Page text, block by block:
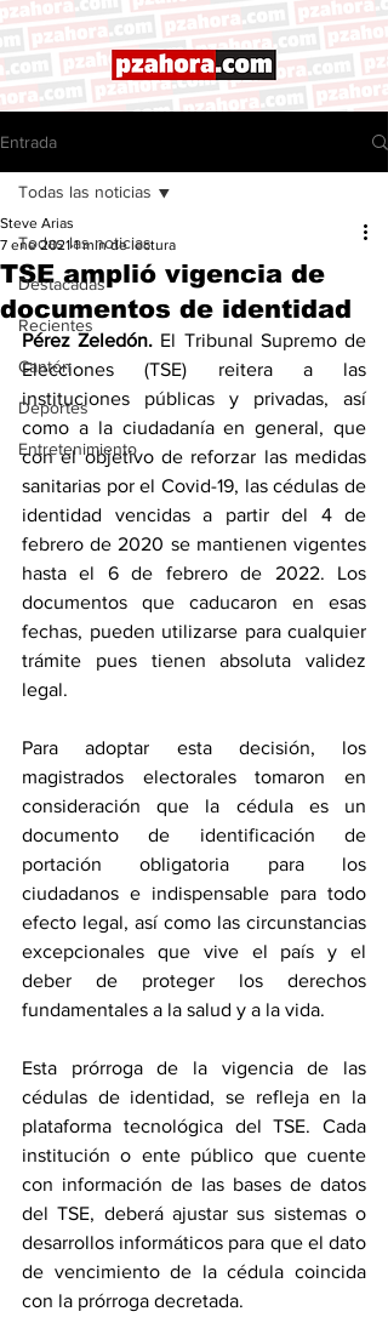
Entrada
Todas las noticias
Destacadas
Recientes
Cantón
Deportes
Entretenimiento
Todas las noticias
TSE amplió vigencia de
documentos de identidad
Steve Arias
7 ene 2021 1 min de lectura
Pérez Zeledón. El Tribunal Supremo de
Elecciones (TSE) reitera a las
instituciones públicas y privadas, así
como a la ciudadanía en general, que
con el objetivo de reforzar las medidas
sanitarias por el Covid-19, las cédulas de
identidad vencidas a partir del 4 de
febrero de 2020 se mantienen vigentes
hasta el 6 de febrero de 2022. Los
documentos que caducaron en esas
fechas, pueden utilizarse para cualquier
trámite pues tienen absoluta validez
legal.
Para adoptar esta decisión, los
magistrados electorales tomaron en
consideración que la cédula es un
documento de identificación de
portación obligatoria para los
ciudadanos e indispensable para todo
efecto legal, así como las circunstancias
excepcionales que vive el país y el
deber de proteger los derechos
fundamentales a la salud y a la vida.
Esta prórroga de la vigencia de las
cédulas de identidad, se refleja en la
plataforma tecnológica del TSE. Cada
institución o ente público que cuente
con información de las bases de datos
del TSE, deberá ajustar sus sistemas o
desarrollos informáticos para que el dato
de vencimiento de la cédula coincida
con la prórroga decretada.